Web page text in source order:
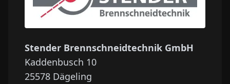
Stender Brennschneidtechnik GmbH
Kaddenbusch 10
25578 Dägeling